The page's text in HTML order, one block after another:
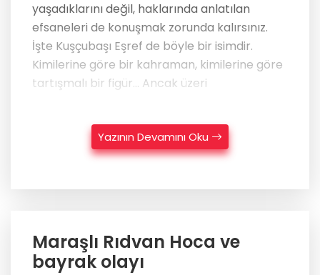
yaşadıklarını değil, haklarında anlatılan
efsaneleri de konuşmak zorunda kalırsınız.
İşte Kuşçubaşı Eşref de böyle bir isimdir.
Kimilerine göre bir kahraman, kimilerine göre
tartışmalı bir figür… Ancak üzeri
Yazının Devamını Oku
Maraşlı Rıdvan Hoca ve
bayrak olayı